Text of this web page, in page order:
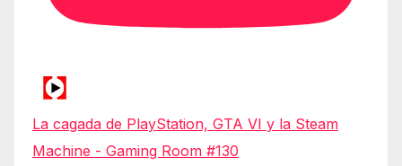
La cagada de PlayStation, GTA VI y la Steam
Machine - Gaming Room #130